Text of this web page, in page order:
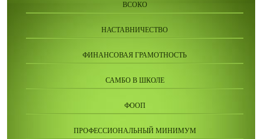
ВСОКО
НАСТАВНИЧЕСТВО
ФИНАНСОВАЯ ГРАМОТНОСТЬ
САМБО В ШКОЛЕ
ФООП
ПРОФЕССИОНАЛЬНЫЙ МИНИМУМ